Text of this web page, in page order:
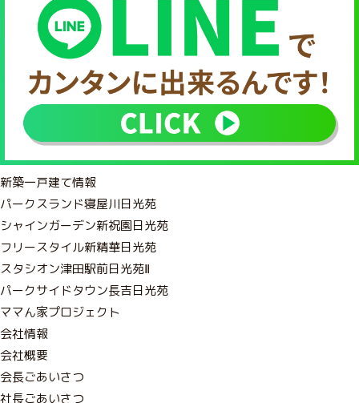
新築一戸建て情報
パークスランド寝屋川日光苑
シャインガーデン新祝園日光苑
フリースタイル新精華日光苑
スタシオン津田駅前日光苑Ⅱ
パークサイドタウン長吉日光苑
ママん家プロジェクト
会社情報
会社概要
会長ごあいさつ
社長ごあいさつ